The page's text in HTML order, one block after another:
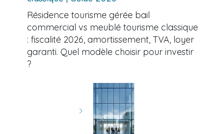
Résidence tourisme gérée bail
commercial vs meublé tourisme classique
: fiscalité 2026, amortissement, TVA, loyer
garanti. Quel modèle choisir pour investir
?